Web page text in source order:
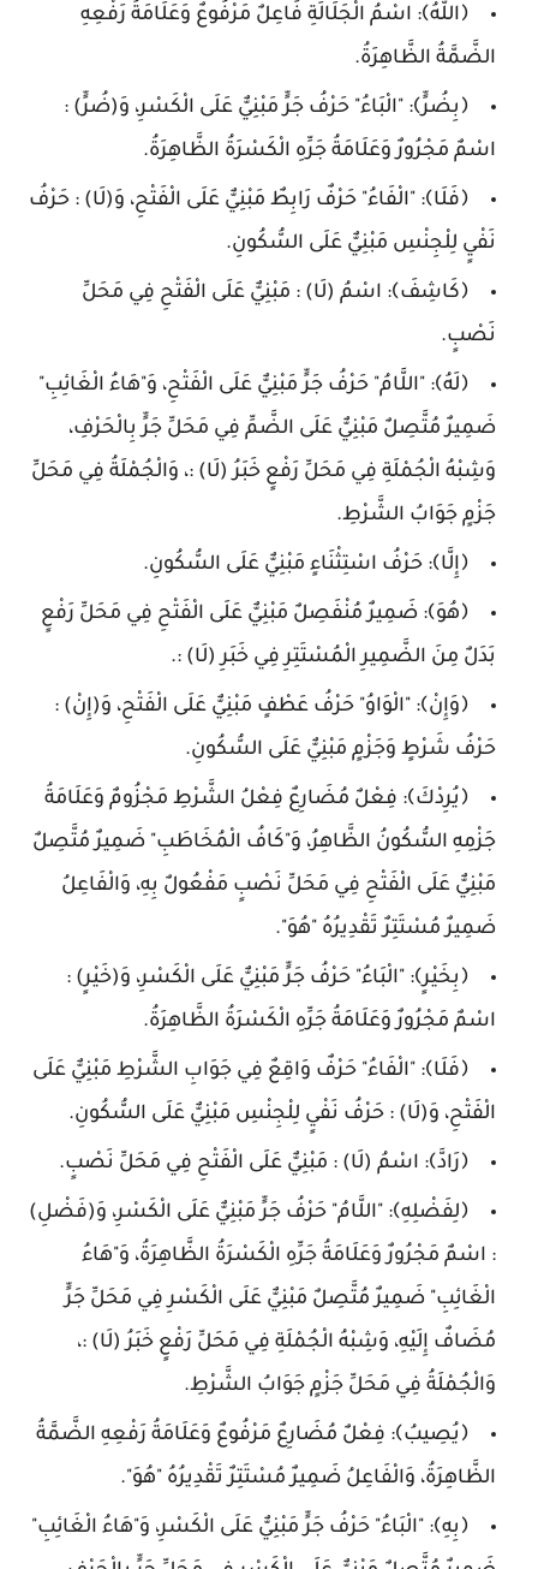
﴿اللَّهُ﴾: اسْمُ الْجَلَالَةِ فَاعِلٌ مَرْفُوعٌ وَعَلَامَةُ رَفْعِهِ
الضَّمَّةُ الظَّاهِرَةُ.
﴿بِضُرٍّ﴾: "الْبَاءُ" حَرْفُ جَرٍّ مَبْنِيٌّ عَلَى الْكَسْرِ، وَ(ضُرٍّ) :
اسْمٌ مَجْرُورٌ وَعَلَامَةُ جَرِّهِ الْكَسْرَةُ الظَّاهِرَةُ.
﴿فَلَا﴾: "الْفَاءُ" حَرْفٌ رَابِطٌ مَبْنِيٌّ عَلَى الْفَتْحِ، وَ(لَا) : حَرْفُ
نَفْيٍ لِلْجِنْسِ مَبْنِيٌّ عَلَى السُّكُونِ.
﴿كَاشِفَ﴾: اسْمُ (لَا) : مَبْنِيٌّ عَلَى الْفَتْحِ فِي مَحَلِّ
نَصْبٍ.
﴿لَهُ﴾: "اللَّامُ" حَرْفُ جَرٍّ مَبْنِيٌّ عَلَى الْفَتْحِ، وَ"هَاءُ الْغَائِبِ"
ضَمِيرٌ مُتَّصِلٌ مَبْنِيٌّ عَلَى الضَّمِّ فِي مَحَلِّ جَرٍّ بِالْحَرْفِ،
وَشِبْهُ الْجُمْلَةِ فِي مَحَلِّ رَفْعٍ خَبَرُ (لَا) :، وَالْجُمْلَةُ فِي مَحَلِّ
جَزْمٍ جَوَابُ الشَّرْطِ.
﴿إِلَّا﴾: حَرْفُ اسْتِثْنَاءٍ مَبْنِيٌّ عَلَى السُّكُونِ.
﴿هُوَ﴾: ضَمِيرٌ مُنْفَصِلٌ مَبْنِيٌّ عَلَى الْفَتْحِ فِي مَحَلِّ رَفْعٍ
بَدَلٌ مِنَ الضَّمِيرِ الْمُسْتَتِرِ فِي خَبَرِ (لَا) :.
﴿وَإِنْ﴾: "الْوَاوُ" حَرْفُ عَطْفٍ مَبْنِيٌّ عَلَى الْفَتْحِ، وَ(إِنْ) :
حَرْفُ شَرْطٍ وَجَزْمٍ مَبْنِيٌّ عَلَى السُّكُونِ.
﴿يُرِدْكَ﴾: فِعْلٌ مُضَارِعٌ فِعْلُ الشَّرْطِ مَجْزُومٌ وَعَلَامَةُ
جَزْمِهِ السُّكُونُ الظَّاهِرُ، وَ"كَافُ الْمُخَاطَبِ" ضَمِيرٌ مُتَّصِلٌ
مَبْنِيٌّ عَلَى الْفَتْحِ فِي مَحَلِّ نَصْبٍ مَفْعُولٌ بِهِ، وَالْفَاعِلُ
ضَمِيرٌ مُسْتَتِرٌ تَقْدِيرُهُ "هُوَ".
﴿بِخَيْرٍ﴾: "الْبَاءُ" حَرْفُ جَرٍّ مَبْنِيٌّ عَلَى الْكَسْرِ، وَ(خَيْرٍ) :
اسْمٌ مَجْرُورٌ وَعَلَامَةُ جَرِّهِ الْكَسْرَةُ الظَّاهِرَةُ.
﴿فَلَا﴾: "الْفَاءُ" حَرْفٌ وَاقِعٌ فِي جَوَابِ الشَّرْطِ مَبْنِيٌّ عَلَى
الْفَتْحِ، وَ(لَا) : حَرْفُ نَفْيٍ لِلْجِنْسِ مَبْنِيٌّ عَلَى السُّكُونِ.
﴿رَادَّ﴾: اسْمُ (لَا) : مَبْنِيٌّ عَلَى الْفَتْحِ فِي مَحَلِّ نَصْبٍ.
﴿لِفَضْلِهِ﴾: "اللَّامُ" حَرْفُ جَرٍّ مَبْنِيٌّ عَلَى الْكَسْرِ، وَ(فَضْلِ)
: اسْمٌ مَجْرُورٌ وَعَلَامَةُ جَرِّهِ الْكَسْرَةُ الظَّاهِرَةُ، وَ"هَاءُ
الْغَائِبِ" ضَمِيرٌ مُتَّصِلٌ مَبْنِيٌّ عَلَى الْكَسْرِ فِي مَحَلِّ جَرٍّ
مُضَافٌ إِلَيْهِ، وَشِبْهُ الْجُمْلَةِ فِي مَحَلِّ رَفْعٍ خَبَرُ (لَا) :،
وَالْجُمْلَةُ فِي مَحَلِّ جَزْمٍ جَوَابُ الشَّرْطِ.
﴿يُصِيبُ﴾: فِعْلٌ مُضَارِعٌ مَرْفُوعٌ وَعَلَامَةُ رَفْعِهِ الضَّمَّةُ
الظَّاهِرَةُ، وَالْفَاعِلُ ضَمِيرٌ مُسْتَتِرٌ تَقْدِيرُهُ "هُوَ".
﴿بِهِ﴾: "الْبَاءُ" حَرْفُ جَرٍّ مَبْنِيٌّ عَلَى الْكَسْرِ، وَ"هَاءُ الْغَائِبِ"